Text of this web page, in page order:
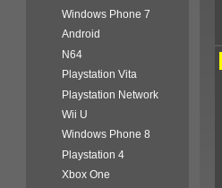
Windows Phone 7
Android
N64
Playstation Vita
Playstation Network
Wii U
Windows Phone 8
Playstation 4
Xbox One